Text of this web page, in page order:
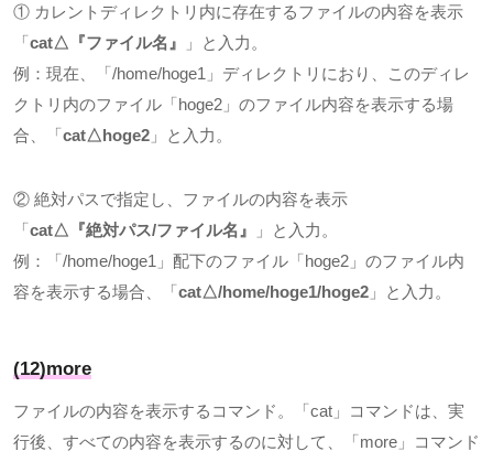
① カレントディレクトリ内に存在するファイルの内容を表示
「 cat△ 『ファイル名』
」と入力。
例：現在、「 /home/hoge1 」ディレクトリにおり、このディレ
クトリ内のファイル「 hoge2 」のファイル内容を表示する場
合、「 cat△hoge2 」と入力。
② 絶対パスで指定し、ファイルの内容を表示
「 cat△ 『絶対パス/ファイル名』
」と入力。
例：「 /home/hoge1 」配下のファイル「 hoge2 」のファイル内
容を表示する場合、「 cat△/home/hoge1/hoge2 」と入力。
(12)more
ファイルの内容を表示するコマンド。「 cat 」コマンドは、実
行後、すべての内容を表示するのに対して、「 more 」コマンド